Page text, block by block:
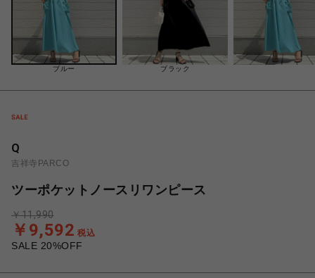
ブルー ブラック
Q
吉祥寺PARCO
ツーポケットノースリワンピース
SALE 20%OFF
￥9,592 税込
￥11,990